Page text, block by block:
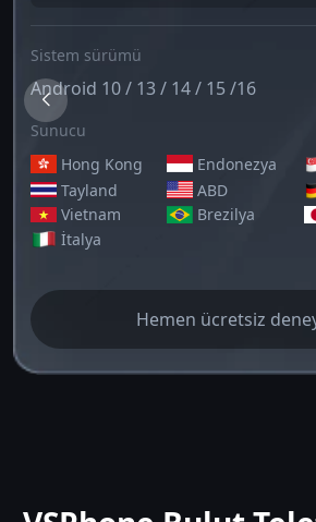
Sistem sürümü
Android 10 / 13 / 14 / 15 /16
Sunucu
Hong Kong
Endonezya
Tayland
ABD
Vietnam
Brezilya
İtalya
Hemen ücretsiz